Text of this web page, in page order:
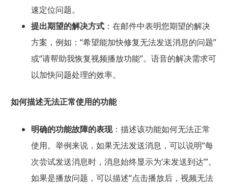
速定位问题。
提出期望的解决方式：在邮件中表明您期望的解决
方案，例如：“希望能加快修复无法发送消息的问题”
或“请帮助我恢复视频播放功能”。语音的解决需求可
以加快问题处理的效率。
如何描述无法正常使用的功能
明确的功能故障的表现：描述该功能如何无法正常
使用。举例来说，如果无法发送消息，可以说明“每
次尝试发送消息时，消息始终显示为‘未发送到达’”。
如果是播放问题，可以描述“点击播放后，视频无法